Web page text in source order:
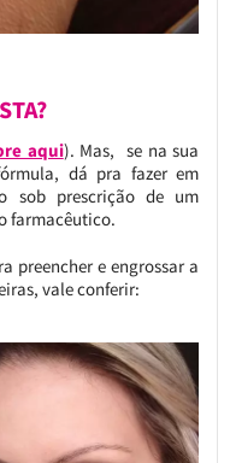
aqui). Mas, se na sua
dá pra fazer em
sob prescrição de um
farmacêutico.
preencher e engrossar a
vale conferir: